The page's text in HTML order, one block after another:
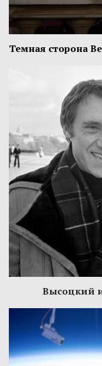
Темная сторона
Высоцкий